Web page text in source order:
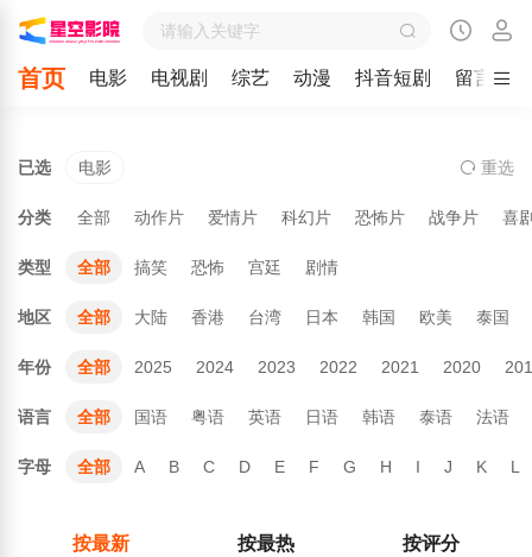
首页 电影 电视剧 综艺 动漫 抖音短剧 留言
已选 电影 重选
分类 全部 动作片 爱情片 科幻片 恐怖片 战争片 喜
类型 全部 搞笑 恐怖 宫廷 剧情
地区 全部 大陆 香港 台湾 日本 韩国 欧美 泰国
年份 全部 2025 2024 2023 2022 2021 2020
语言 全部 国语 粤语 英语 日语 韩语 泰语 法语
字母 全部 A B C D E F G H I J K L
按最新 按最热 按评分